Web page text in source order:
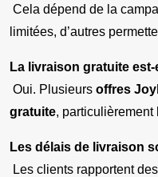
limitées, d’autres
La livraison gratuite
Oui. Plusieurs offres
gratuite, particulièrement
Les délais de livraison